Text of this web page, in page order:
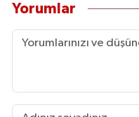
Yorumlar